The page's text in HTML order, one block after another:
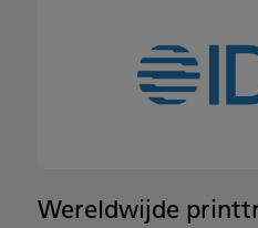
Wereldwijde